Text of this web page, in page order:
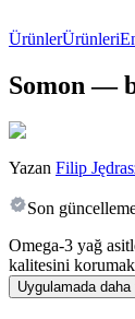
ÜrünlerÜrünleri
Somon —
Yazan Filip
Son
Omega-3 yağ
kalitesini
Uygulamada